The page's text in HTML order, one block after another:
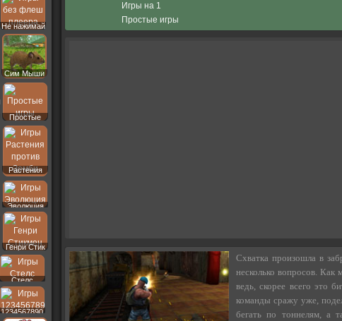
Игры на 1
Простые игры
Схватка произошла в
несколько вопросов.
ведь, скорее всего это
команды сражу уже,
бегать по тоннелям, а
Не нажимай
Сим Мыши
Простые
Растения
Эволюция
Генри Стик
Стелс
1234567890